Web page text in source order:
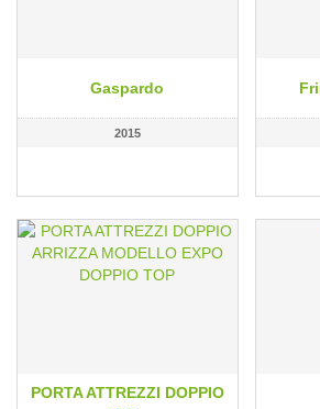
Gaspardo
2015
PORTA ATTREZZI DOPPIO